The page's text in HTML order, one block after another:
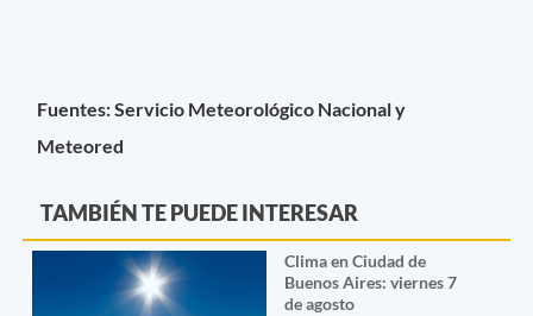
Fuentes: Servicio Meteorológico Nacional y
Meteored
TAMBIÉN TE PUEDE INTERESAR
Clima en Ciudad de
Buenos Aires: viernes 7
de agosto